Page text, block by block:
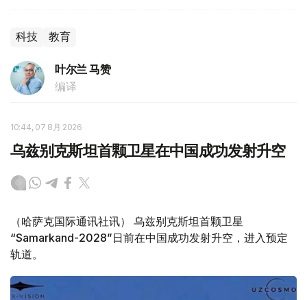
科技 教育
叶尔兰 马赞
编译
10:44, 07 8月 2026
乌兹别克斯坦首颗卫星在中国成功发射升空
（哈萨克国际通讯社讯） 乌兹别克斯坦首颗卫星
“Samarkand-2028”日前在中国成功发射升空，进入预定
轨道。